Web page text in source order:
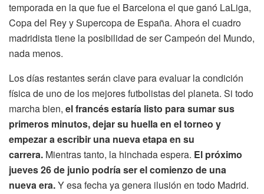
temporada en la que fue el Barcelona el que ganó LaLiga,
Copa del Rey y Supercopa de España. Ahora el cuadro
madridista tiene la posibilidad de ser Campeón del Mundo,
nada menos.
Los días restantes serán clave para evaluar la condición
física de uno de los mejores futbolistas del planeta. Si todo
marcha bien, el francés estaría listo para sumar sus
primeros minutos, dejar su huella en el torneo y
empezar a escribir una nueva etapa en su
carrera. Mientras tanto, la hinchada espera. El próximo
jueves 26 de junio podría ser el comienzo de una
nueva era.Y esa fecha ya genera ilusión en todo Madrid.